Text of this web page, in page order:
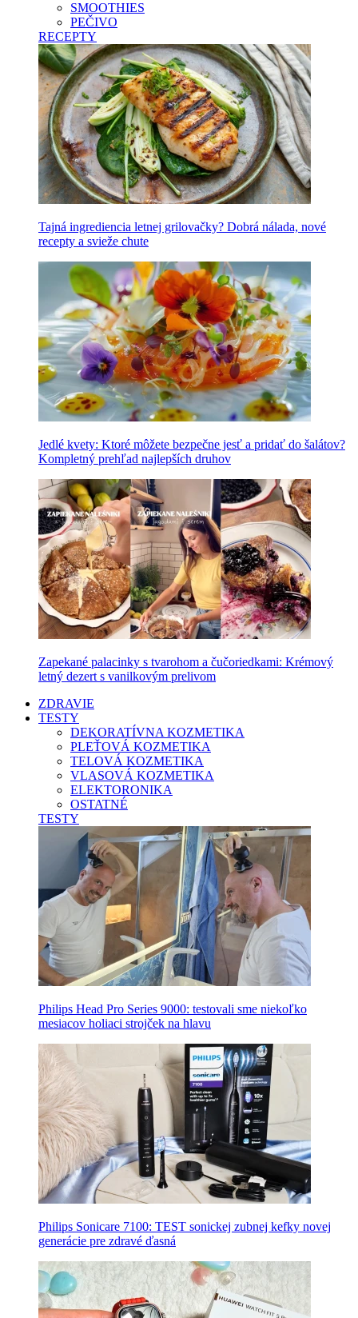
SMOOTHIES
PEČIVO
RECEPTY
Tajná ingrediencia letnej grilovačky? Dobrá nálada, nové
recepty a svieže chute
Jedlé kvety: Ktoré môžete bezpečne jesť a pridať do šalátov?
Kompletný prehľad najlepších druhov
Zapekané palacinky s tvarohom a čučoriedkami: Krémový
letný dezert s vanilkovým prelivom
ZDRAVIE
TESTY
DEKORATÍVNA KOZMETIKA
PLEŤOVÁ KOZMETIKA
TELOVÁ KOZMETIKA
VLASOVÁ KOZMETIKA
ELEKTORONIKA
OSTATNÉ
TESTY
Philips Head Pro Series 9000: testovali sme niekoľko
mesiacov holiaci strojček na hlavu
Philips Sonicare 7100: TEST sonickej zubnej kefky novej
generácie pre zdravé ďasná